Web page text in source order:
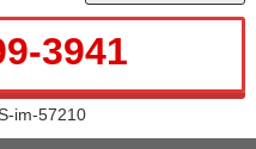
3941
im-57210